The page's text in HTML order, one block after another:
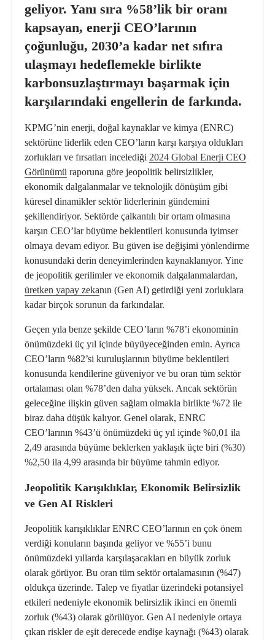
geliyor. Yanı sıra %58’lik bir oranı
kapsayan, enerji CEO’larının
çoğunluğu, 2030’a kadar net sıfıra
ulaşmayı hedeflemekle birlikte
karbonsuzlaştırmayı başarmak için
karşılarındaki engellerin de farkında.
KPMG’nin enerji, doğal kaynaklar ve kimya (ENRC)
sektörüne liderlik eden CEO’ların karşı karşıya oldukları
zorlukları ve fırsatları incelediği 2024 Global Enerji CEO
Görünümü raporuna göre jeopolitik belirsizlikler,
ekonomik dalgalanmalar ve teknolojik dönüşüm gibi
küresel dinamikler sektör liderlerinin gündemini
şekillendiriyor. Sektörde çalkantılı bir ortam olmasına
karşın CEO’lar büyüme beklentileri konusunda iyimser
olmaya devam ediyor. Bu güven ise değişimi yönlendirme
konusundaki derin deneyimlerinden kaynaklanıyor. Yine
de jeopolitik gerilimler ve ekonomik dalgalanmalardan,
üretken yapay zekanın (Gen AI) getirdiği yeni zorluklara
kadar birçok sorunun da farkındalar.
Geçen yıla benze şekilde CEO’ların %78’i ekonominin
önümüzdeki üç yıl içinde büyüyeceğinden emin. Ayrıca
CEO’ların %82’si kuruluşlarının büyüme beklentileri
konusunda kendilerine güveniyor ve bu oran tüm sektör
ortalaması olan %78’den daha yüksek. Ancak sektörün
geleceğine ilişkin güven sağlam olmakla birlikte %72 ile
biraz daha düşük kalıyor. Genel olarak, ENRC
CEO’larının %43’ü önümüzdeki üç yıl içinde %0,01 ila
2,49 arasında büyüme beklerken yaklaşık üçte biri (%30)
%2,50 ila 4,99 arasında bir büyüme tahmin ediyor.
Jeopolitik Karışıklıklar, Ekonomik Belirsizlik
ve Gen AI Riskleri
Jeopolitik karışıklıklar ENRC CEO’larının en çok önem
verdiği konuların başında geliyor ve %55’i bunu
önümüzdeki yıllarda karşılaşacakları en büyük zorluk
olarak görüyor. Bu oran tüm sektör ortalamasının (%47)
oldukça üzerinde. Talep ve fiyatlar üzerindeki potansiyel
etkileri nedeniyle ekonomik belirsizlik ikinci en önemli
zorluk (%43) olarak görülüyor. Gen AI nedeniyle ortaya
çıkan riskler de eşit derecede endişe kaynağı (%43) olarak